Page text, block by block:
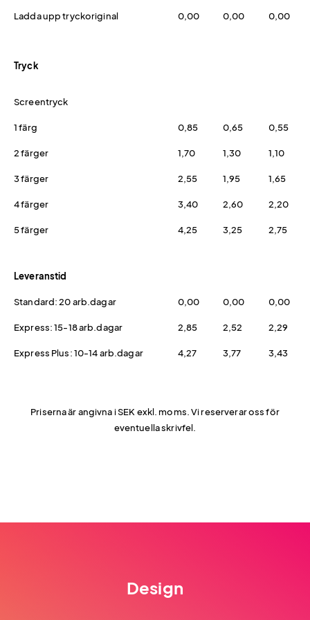
Ladda upp tryckoriginal 0,00 0,00 0,00
Tryck
Screentryck
1 färg 0,85 0,65 0,55
2 färger 1,70 1,30 1,10
3 färger 2,55 1,95 1,65
4 färger 3,40 2,60 2,20
5 färger 4,25 3,25 2,75
Leveranstid
Standard: 20 arb.dagar 0,00 0,00 0,00
Express: 15-18 arb.dagar 2,85 2,52 2,29
Express Plus: 10-14 arb.dagar 4,27 3,77 3,43
Priserna är angivna i SEK exkl. moms. Vi reserverar oss för
eventuella skrivfel.
Design